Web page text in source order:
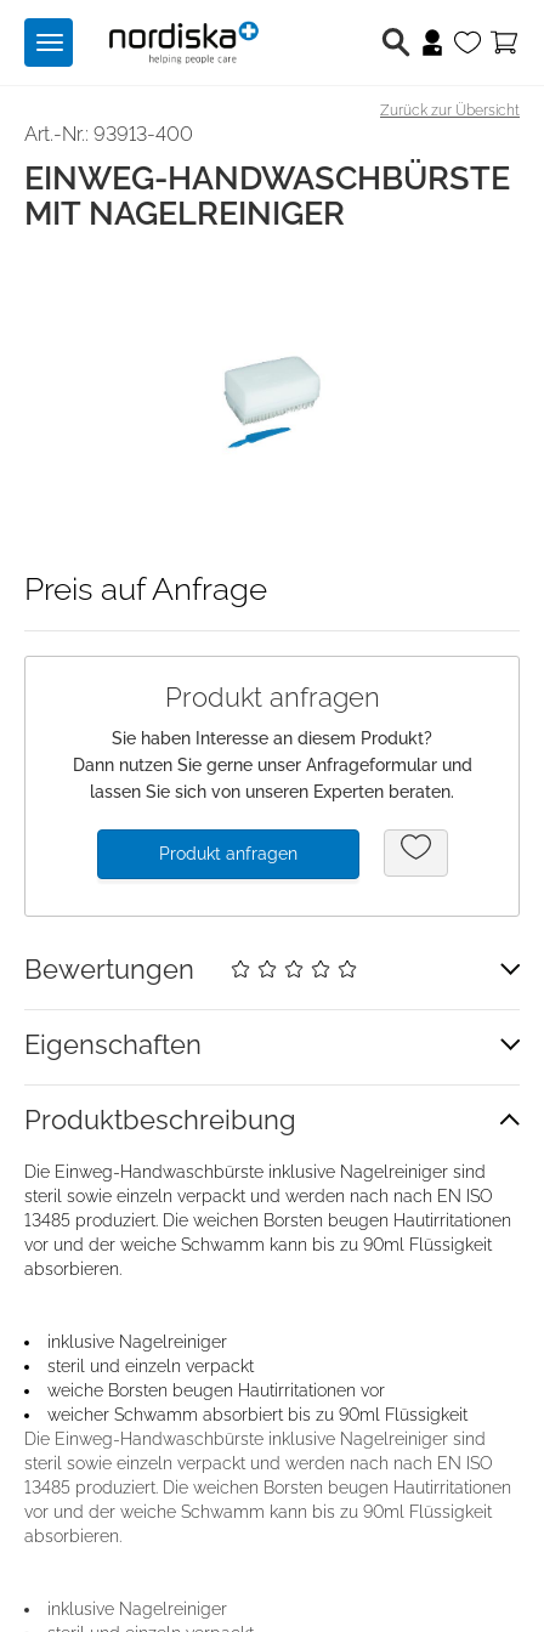
Zustimmung Details Über Cookies
Wir verwenden Cookies, um Inhalte und Anzeigen zu
Toggle
navigation
Berufsschuhe
Medizintechnik
Anmeldung
Warenkorb
Zurück zur Übersicht
Art.-Nr.: 93913-400
EINWEG-HANDWASCHBÜRSTE
MIT NAGELREINIGER
Preis auf Anfrage
Produkt anfragen
Sie haben Interesse an diesem Produkt?
Dann nutzen Sie gerne unser Anfrageformular und
lassen Sie sich von unseren Experten beraten.
Produkt anfragen
Bewertungen
Eigenschaften
Produkt­beschreibung
Die Einweg-Handwaschbürste inklusive Nagelreiniger sind
steril sowie einzeln verpackt und werden nach nach EN ISO
13485 produziert. Die weichen Borsten beugen Hautirritationen
vor und der weiche Schwamm kann bis zu 90ml Flüssigkeit
absorbieren.
inklusive Nagelreiniger
steril und einzeln verpackt
weiche Borsten beugen Hautirritationen vor
weicher Schwamm absorbiert bis zu 90ml Flüssigkeit
Die Einweg-Handwaschbürste inklusive Nagelreiniger sind
steril sowie einzeln verpackt und werden nach nach EN ISO
13485 produziert. Die weichen Borsten beugen Hautirritationen
vor und der weiche Schwamm kann bis zu 90ml Flüssigkeit
absorbieren.
inklusive Nagelreiniger